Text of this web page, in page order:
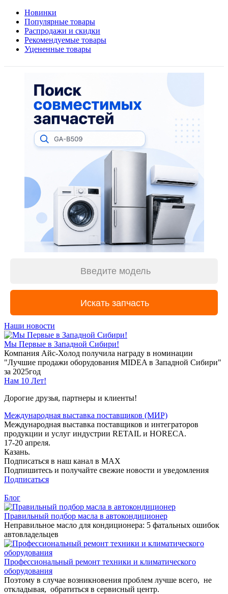
Новинки
Популярные товары
Распродажи и скидки
Рекомендуемые товары
Уцененные товары
Наши новости
Мы Первые в Западной Сибири!
Компания Айс-Холод получила награду в номинации
"Лучшие продажи оборудования MIDEA в Западной Сибири"
за 2025год
Нам 10 Лет!
Дорогие друзья, партнеры и клиенты!
Международная выставка поставщиков (МИР)
Международная выставка поставщиков и интеграторов
продукции и услуг индустрии RETAIL и HORECA.
17-20 апреля.
Казань.
Подписаться в наш канал в MAX
Подпишитесь и получайте свежие новости и уведомления
Подписаться
Блог
Правильный подбор масла в автокондиционер
Неправильное масло для кондиционера: 5 фатальных ошибок
автовладельцев
Профессиональный ремонт техники и климатического
оборудования
Поэтому в случае возникновения проблем лучше всего, не
откладывая, обратиться в сервисный центр.